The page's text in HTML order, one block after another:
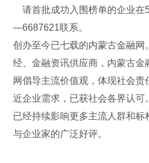
请首批成功入围榜单的企业在
—6687621联系。
创办至今已七载的内蒙古金融网
经、金融资讯供应商，内蒙古金
网倡导主流价值观，体现社会
近企业需求，已获社会各界认可
已经持续影响更多主流人群和标
与企业家的广泛好评。